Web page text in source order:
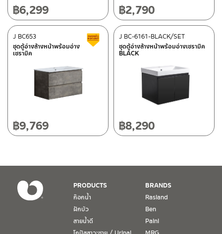
ศูนย์บริการและอะไหล่
118/33 โครงการอรสิริน ม.8 ต.สันปูเลย อ.ดอยสะเก็ด เชียงใหม่
50220
โทร: 080-075-2626
วันและเวลาทำการ
วันจันทร์ – วันศุกร์ เวลา 8:30-17:30 น.
วันเสาร์ เวลา 8:30-15:00 น.
เงื่อนไขการรับประกันสินค้าได้ หากไม่มีเอกสารดังกล่าว
2. การรับประกันสินค้า จะรับประกันฉพาะสินค้าที่อยู่ในสภาพการใช้งาน
ปกติ หากมีตำหนิ ชำรุด ร้าว ตกพื้น หรือสภาพภายนอกอยู่ในสภาพที่ใช้
งานไม่ได้ ทางบริษัทฯ ถือว่าไม่อยู่ในเงื่อนไขการรับประกัน
ติดต่อ ชาญไพบูลย์ / Contact Us คลิกที่นี่
฿6,299 ฿2,790
ชุดตู้อ่างล้างหน้าพร้อมอ่าง
เซรามิค
J BC653 สินค้าลดราคา เคลียร์สต็อก
฿9,769
ชุดตู้อ่างล้างหน้าพร้อมอ่างเซรามิค
BLACK
J BC-6161-BLACK/SET
฿8,290
PRODUCTS
ก๊อกน้ำ
ฝักบัว
สายน้ำดี
BRANDS
Rasland
Ben
Paini